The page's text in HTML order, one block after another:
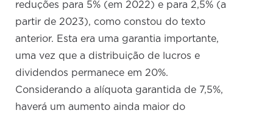
reduções para 5% (em 2022) e para 2,5% (a
partir de 2023), como constou do texto
anterior. Esta era uma garantia importante,
uma vez que a distribuição de lucros e
dividendos permanece em 20%.
Considerando a alíquota garantida de 7,5%,
haverá um aumento ainda maior do